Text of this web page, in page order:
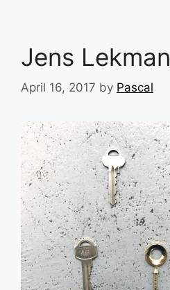
Jens Lekman
April 16, 2017 by Pascal